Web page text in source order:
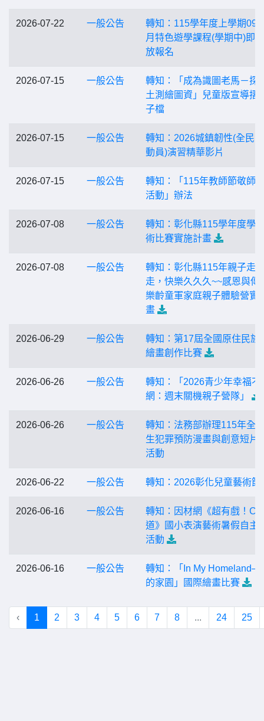
2026-07-22 一般公告
轉知：115學年度上學期09-
月特色遊學課程(學期中)即
放報名
2026-07-15 一般公告
轉知：「成為識圖老馬－探
土測繪圖資」兒童版宣導摺
子檔
2026-07-15 一般公告
轉知：2026城鎮韌性(全民
動員)演習精華影片
2026-07-15 一般公告
轉知：「115年教師節敬師
活動」辦法
2026-07-08 一般公告
轉知：彰化縣115學年度學
術比賽實施計畫
2026-07-08 一般公告
轉知：彰化縣115年親子走
走，快樂久久久~~感恩與
樂齡童軍家庭親子體驗營實
畫
2026-06-29 一般公告
轉知：第17屆全國原住民族
繪畫創作比賽
2026-06-26 一般公告
轉知：「2026青少年幸福不
網：週末關機親子營隊」
2026-06-26 一般公告
轉知：法務部辦理115年全
生犯罪預防漫畫與創意短片
活動
2026-06-22 一般公告 轉知：2026彰化兒童藝術節
2026-06-16 一般公告
轉知：因材網《超有戲！C
道》國小表演藝術暑假自主
活動
2026-06-16 一般公告
轉知：「In My Homeland—
的家園」國際繪畫比賽
‹ 1 2 3 4 5 6 7 8 ... 24 25